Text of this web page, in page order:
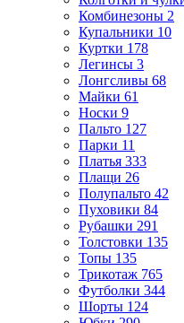
Комбинезоны 2
Купальники 10
Куртки 178
Легинсы 3
Лонгсливы 68
Майки 61
Носки 9
Пальто 127
Парки 11
Платья 333
Плащи 26
Полупальто 42
Пуховики 84
Рубашки 291
Толстовки 135
Топы 135
Трикотаж 765
Футболки 344
Шорты 124